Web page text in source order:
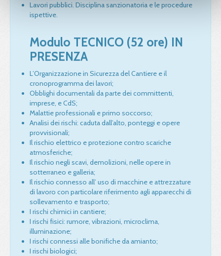
Lavori pubblici. Disciplina sanzionatoria e le procedure
ispettive.
Modulo TECNICO (52 ore) IN
PRESENZA
L’Organizzazione in Sicurezza del Cantiere e il
cronoprogramma dei lavori;
Obblighi documentali da parte dei committenti,
imprese, e CdS;
Malattie professionali e primo soccorso;
Analisi dei rischi: caduta dall’alto, ponteggi e opere
provvisionali;
Il rischio elettrico e protezione contro scariche
atmosferiche;
Il rischio negli scavi, demolizioni, nelle opere in
sotterraneo e galleria;
Il rischio connesso all’ uso di macchine e attrezzature
di lavoro con particolare riferimento agli apparecchi di
sollevamento e trasporto;
I rischi chimici in cantiere;
I rischi fisici: rumore, vibrazioni, microclima,
illuminazione;
I rischi connessi alle bonifiche da amianto;
I rischi biologici;